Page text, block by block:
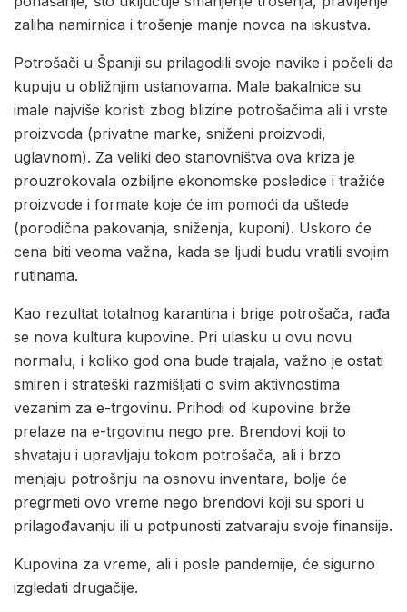
zaliha namirnica i trošenje manje novca na iskustva.
Potrošači u Španiji su prilagodili svoje navike i počeli da
kupuju u obližnjim ustanovama. Male bakalnice su
imale najviše koristi zbog blizine potrošačima ali i vrste
proizvoda (privatne marke, sniženi proizvodi,
uglavnom). Za veliki deo stanovništva ova kriza je
prouzrokovala ozbiljne ekonomske posledice i tražiće
proizvode i formate koje će im pomoći da uštede
(porodična pakovanja, sniženja, kuponi). Uskoro će
cena biti veoma važna, kada se ljudi budu vratili svojim
rutinama.
Kao rezultat totalnog karantina i brige potrošača, rađa
se nova kultura kupovine. Pri ulasku u ovu novu
normalu, i koliko god ona bude trajala, važno je ostati
smiren i strateški razmišljati o svim aktivnostima
vezanim za e-trgovinu. Prihodi od kupovine brže
prelaze na e-trgovinu nego pre. Brendovi koji to
shvataju i upravljaju tokom potrošača, ali i brzo
menjaju potrošnju na osnovu inventara, bolje će
pregrmeti ovo vreme nego brendovi koji su spori u
prilagođavanju ili u potpunosti zatvaraju svoje finansije.
Kupovina za vreme, ali i posle pandemije, će sigurno
izgledati drugačije.